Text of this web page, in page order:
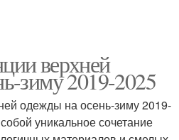
верхней
зиму 2019-2025
одежды на осень-зиму 2019-
уникальное сочетание